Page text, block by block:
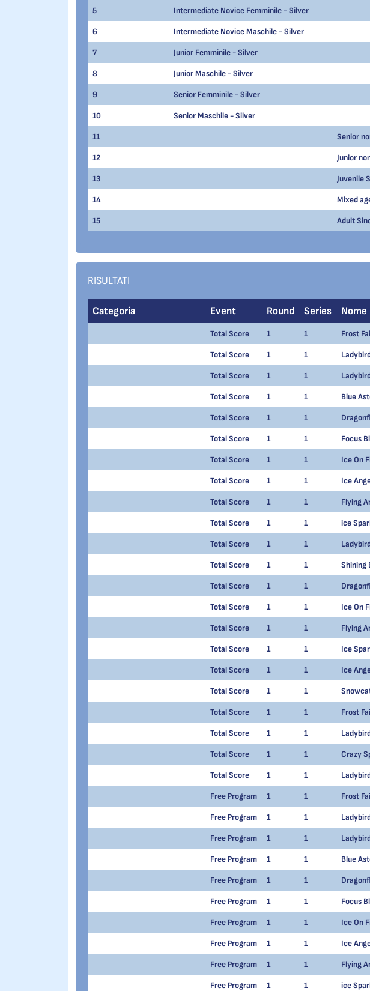
5 Intermediate Novice Femminile - Silver
6 Intermediate Novice Maschile - Silver
7 Junior Femminile - Silver
8 Junior Maschile - Silver
9 Senior Femminile - Silver
10 Senior Maschile - Silver
11 Senior
12 Junior
13 Juvenile
14 Mixed
15 Adult
RISULTATI
Categoria Event Round Series Nome
Total Score 1 1 Frost
Total Score 1 1
Total Score 1 1
Total Score 1 1 Blue
Total Score 1 1
Total Score 1 1 Focus
Total Score 1 1 Ice On
Total Score 1 1 Ice
Total Score 1 1 Flying
Total Score 1 1 ice
Total Score 1 1
Total Score 1 1 Shining
Total Score 1 1
Total Score 1 1 Ice On
Total Score 1 1 Flying
Total Score 1 1 Ice
Total Score 1 1 Ice
Total Score 1 1
Total Score 1 1 Frost
Total Score 1 1
Total Score 1 1 Crazy
Total Score 1 1
Free Program 1 1 Frost
Free Program 1 1
Free Program 1 1
Free Program 1 1 Blue
Free Program 1 1
Free Program 1 1 Focus
Free Program 1 1 Ice On
Free Program 1 1 Ice
Free Program 1 1 Flying
Free Program 1 1 ice